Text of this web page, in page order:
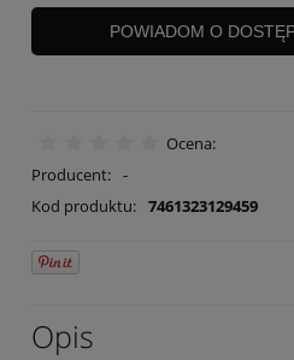
POWIADOM O
Ocena:
Producent: -
Kod produktu: 7461323129459
Opis